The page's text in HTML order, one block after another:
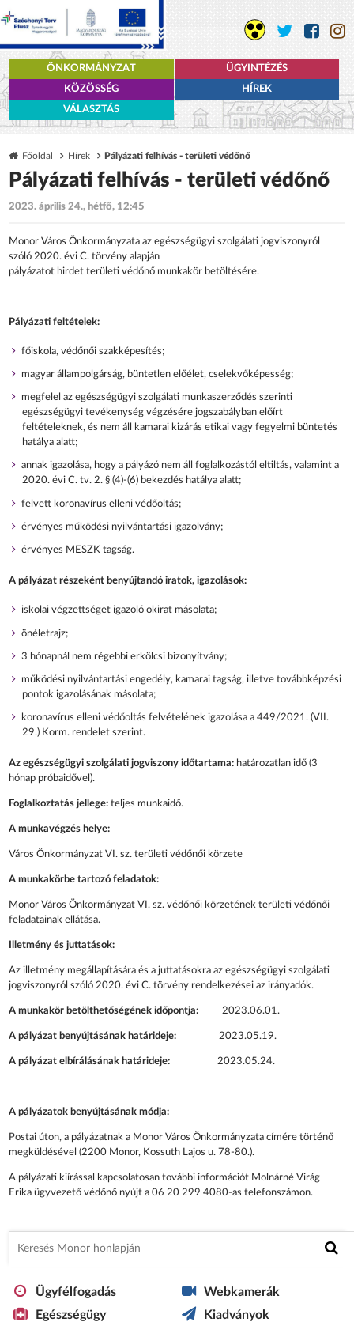
ÖNKORMÁNYZAT
ÜGYINTÉZÉS
KÖZÖSSÉG
HÍREK
VÁLASZTÁS
Főoldal Hírek Pályázati felhívás - területi védőnő
Pályázati felhívás - területi védőnő
2023. április 24., hétfő, 12:45
Monor Város Önkormányzata az egészségügyi szolgálati jogviszonyról
szóló 2020. évi C. törvény alapján
pályázatot hirdet területi védőnő munkakör betöltésére.
Pályázati feltételek:
főiskola, védőnői szakképesítés;
magyar állampolgárság, büntetlen előélet, cselekvőképesség;
megfelel az egészségügyi szolgálati munkaszerződés szerinti
egészségügyi tevékenység végzésére jogszabályban előírt
feltételeknek, és nem áll kamarai kizárás etikai vagy fegyelmi büntetés
hatálya alatt;
annak igazolása, hogy a pályázó nem áll foglalkozástól eltiltás, valamint a
2020. évi C. tv. 2. § (4)-(6) bekezdés hatálya alatt;
felvett koronavírus elleni védőoltás;
érvényes működési nyilvántartási igazolvány;
érvényes MESZK tagság.
A pályázat részeként benyújtandó iratok, igazolások:
iskolai végzettséget igazoló okirat másolata;
önéletrajz;
3 hónapnál nem régebbi erkölcsi bizonyítvány;
működési nyilvántartási engedély, kamarai tagság, illetve továbbképzési
pontok igazolásának másolata;
koronavírus elleni védőoltás felvételének igazolása a 449/2021. (VII.
29.) Korm. rendelet szerint.
Az egészségügyi szolgálati jogviszony időtartama: határozatlan idő (3
hónap próbaidővel).
Foglalkoztatás jellege:teljes munkaidő.
A munkavégzés helye:
Város Önkormányzat VI. sz. területi védőnői körzete
A munkakörbe tartozó feladatok:
Monor Város Önkormányzat VI. sz. védőnői körzetének területi védőnői
feladatainak ellátása.
Illetmény és juttatások:
Az illetmény megállapítására és a juttatásokra az egészségügyi szolgálati
jogviszonyról szóló 2020. évi C. törvény rendelkezései az irányadók.
A munkakör betölthetőségének időpontja:2023.06.01.
A pályázat benyújtásának határideje:2023.05.19.
A pályázat elbírálásának határideje: 2023.05.24.
A pályázatok benyújtásának módja:
Postai úton, a pályázatnak a Monor Város Önkormányzata címére történő
megküldésével (2200 Monor, Kossuth Lajos u. 78-80.).
A pályázati kiírással kapcsolatosan további információt Molnárné Virág
Erika ügyvezető védőnő nyújt a 06 20 299 4080-as telefonszámon.
Ügyfélfogadás
Egészségügy
Webkamerák
Kiadványok